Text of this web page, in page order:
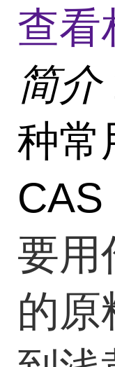
查
简介
种常
要用
的原